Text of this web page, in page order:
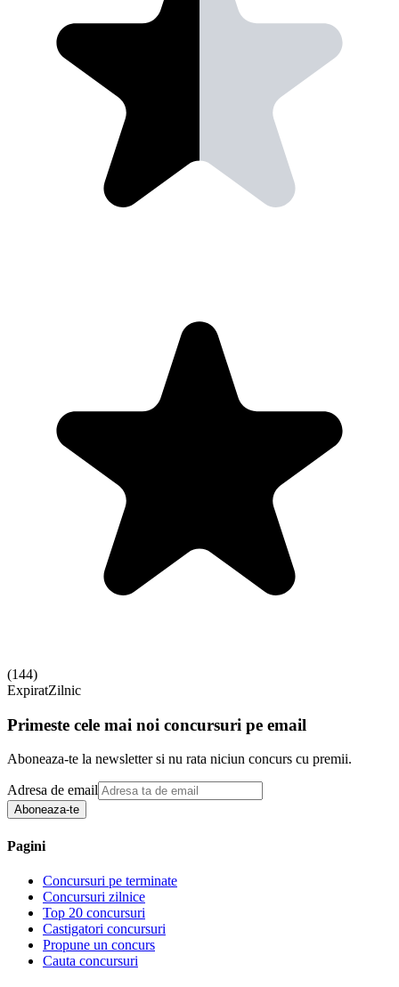
(144)
ExpiratZilnic
Primeste cele mai noi concursuri pe email
Aboneaza-te la newsletter si nu rata niciun concurs cu premii.
Adresa de email
Aboneaza-te
Pagini
Concursuri pe terminate
Concursuri zilnice
Top 20 concursuri
Castigatori concursuri
Propune un concurs
Cauta concursuri